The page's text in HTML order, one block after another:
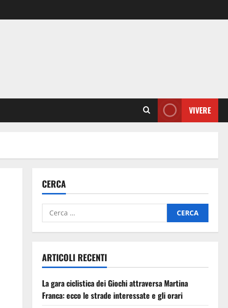
VIVERE
CERCA
ARTICOLI RECENTI
La gara ciclistica dei Giochi attraversa Martina
Franca: ecco le strade interessate e gli orari